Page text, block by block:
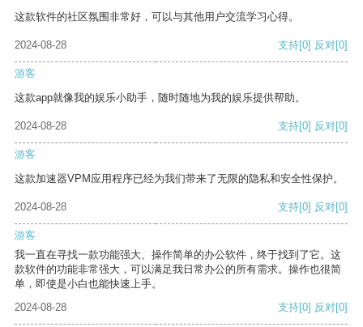
这款软件的社区氛围非常好，可以与其他用户交流学习心得。
2024-08-28 支持[0] 反对[0]
游客
这款app就像我的娱乐小助手，随时随地为我的娱乐提供帮助。
2024-08-28 支持[0] 反对[0]
游客
这款加速器VPM应用程序已经为我们带来了无限的隐私和安全性保护。
2024-08-28 支持[0] 反对[0]
游客
我一直在寻找一款功能强大、操作简单的办公软件，终于找到了它。这
款软件的功能非常强大，可以满足我日常办公的所有需求。操作也很简
单，即使是小白也能快速上手。
2024-08-28
支持[0] 反对[0]